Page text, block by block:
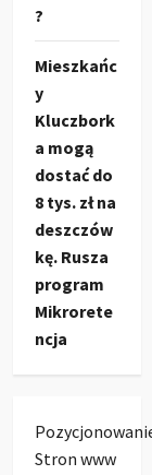
?
Mieszkańc
y
Kluczbork
a mogą
dostać do
8 tys. zł na
deszczów
kę. Rusza
program
Mikrorete
ncja
Stron www